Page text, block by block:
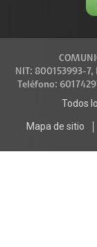
NIT: 800153993-7,
Teléfono:
Todos
Mapa de sitio